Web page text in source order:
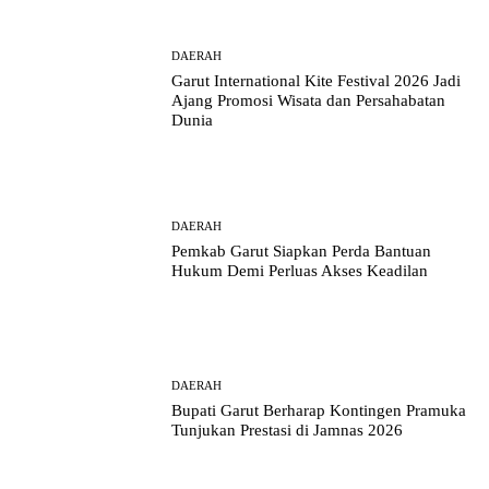
DAERAH
Garut International Kite Festival 2026 Jadi
Ajang Promosi Wisata dan Persahabatan
Dunia
DAERAH
Pemkab Garut Siapkan Perda Bantuan
Hukum Demi Perluas Akses Keadilan
DAERAH
Bupati Garut Berharap Kontingen Pramuka
Tunjukan Prestasi di Jamnas 2026